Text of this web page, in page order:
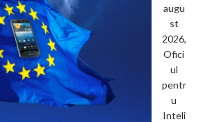
augu
st
2026,
Ofici
ul
pentr
u
Inteli